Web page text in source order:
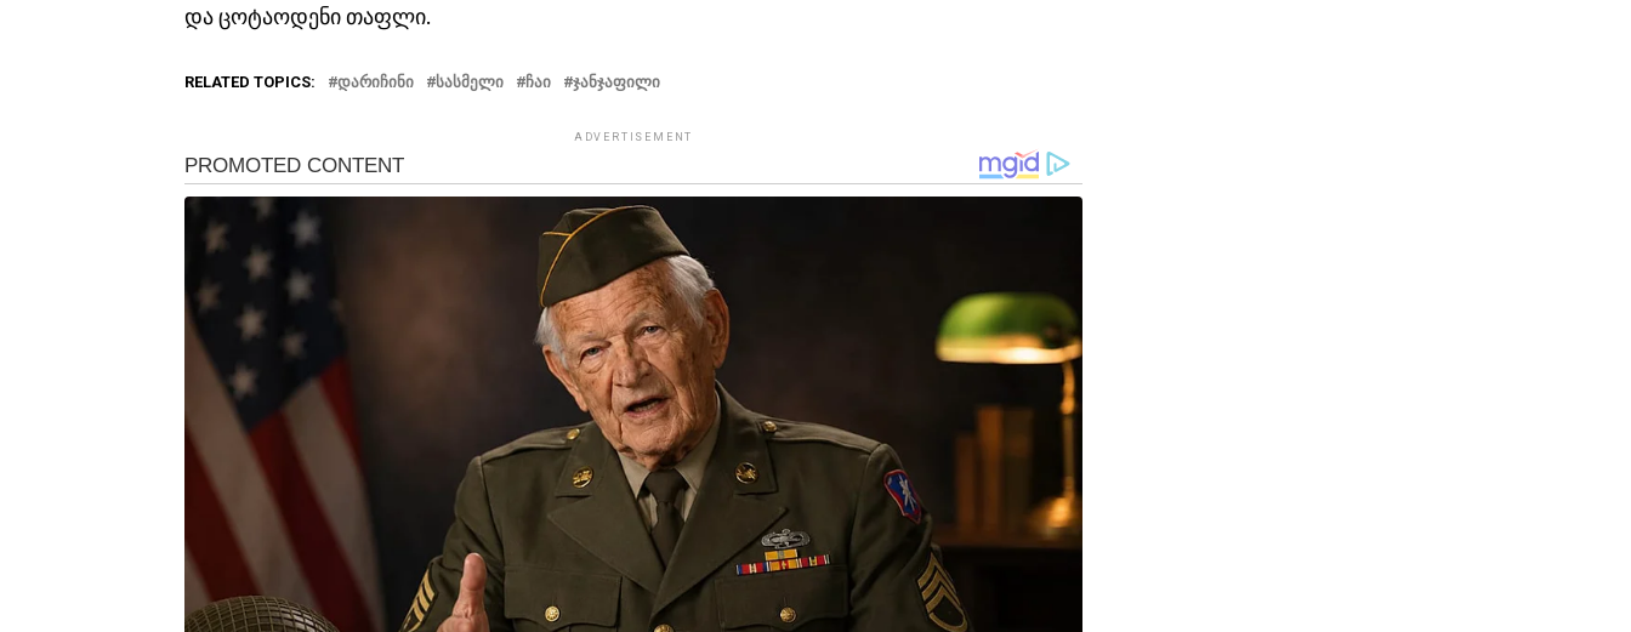
და ცოტაოდენი თაფლი.
RELATED TOPICS: ᲓᲐᲠᲘᲩᲘᲜᲘ ᲡᲐᲡᲛᲔᲚᲘ ᲩᲐᲘ ᲯᲐᲜᲯᲐᲤᲘᲚᲘ
ADVERTISEMENT